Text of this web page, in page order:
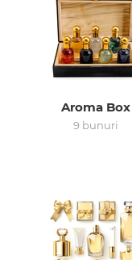
vândute
Aroma Box
9 bunuri